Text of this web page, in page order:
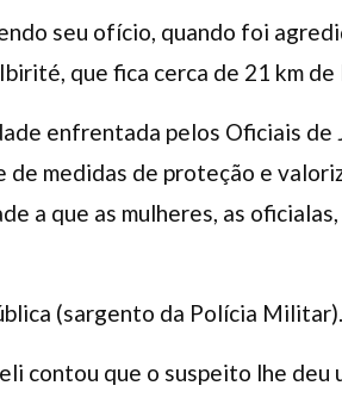
seu ofício, quando foi
que fica cerca de 21 km
enfrentada pelos Oficiais de
medidas de proteção e
a que as mulheres, as
(sargento da Polícia Militar).
contou que o suspeito lhe deu